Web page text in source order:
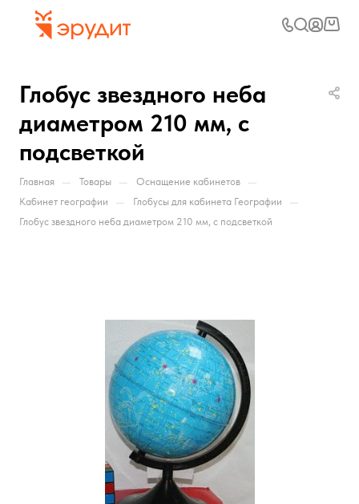
Глобус звездного неба
диаметром 210 мм, с
подсветкой
Главная — Товары — Оснащение кабинетов —
Кабинет географии — Глобусы для кабинета Географии —
Глобус звездного неба диаметром 210 мм, с подсветкой